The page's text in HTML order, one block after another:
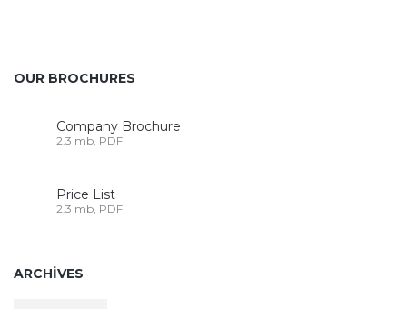
OUR BROCHURES
Company Brochure
2.3 mb, PDF
Price List
2.3 mb, PDF
ARCHIVES